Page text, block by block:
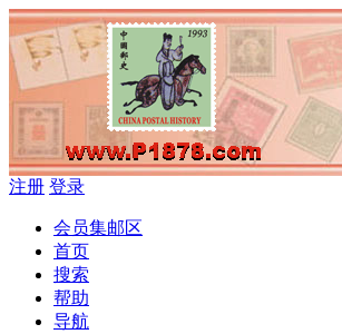
注册 登录
会员集邮区
首页
搜索
帮助
导航